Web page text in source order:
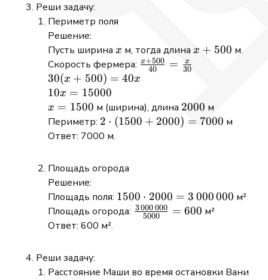
1079)
\times
12
1500
=
27198
Реши задачу:
Периметр поля
Решение:
Пусть ширина x
x м, тогда длина x +
x + 500 м.
Скорость фермера: \frac{x
+ 500}
\frac{x}
{30}
40
x+500 = 30
x
30(x
+
500)
=
40x
30(x + 500) = 40x
10x =
15000
10x = 15000
x =
1500
x = 1500 м (ширина), длина 2000
2000 м
Периметр: 2
\cdot
2000)
7000
2 ⋅ (1500 + 2000) = 7000 м
Ответ: 7000 м.
Площадь огорода
Решение:
Площадь поля: 1500 \cdot
2000 =
1500 ⋅ 2000 = 3 000000 м²
Площадь огорода: \frac{3\,000\,000}
5000
3000000 = 600 м²
Ответ: 600 м².
Реши задачу:
Расстояние Маши во время остановки Вани